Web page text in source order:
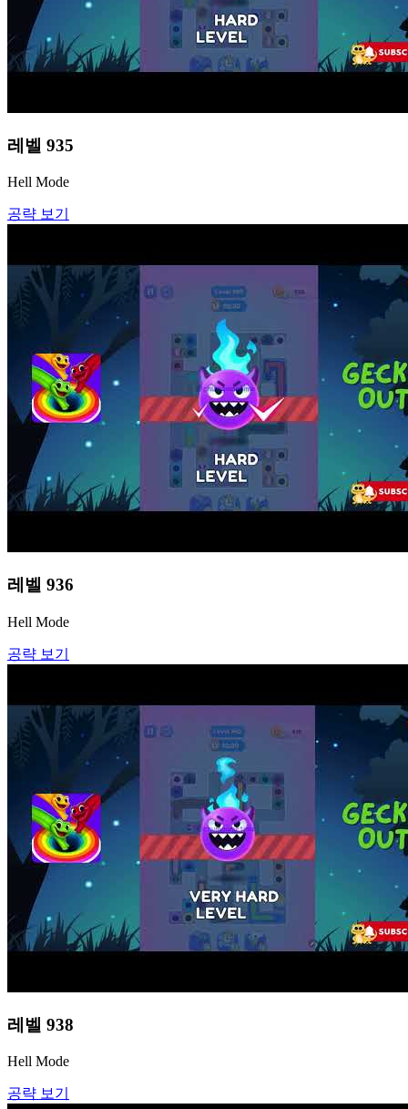
레벨 935
Hell Mode
공략 보기
레벨 936
Hell Mode
공략 보기
레벨 938
Hell Mode
공략 보기